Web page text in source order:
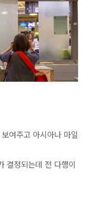
여주고 아시아나 마일
결정되는데 전 다행이